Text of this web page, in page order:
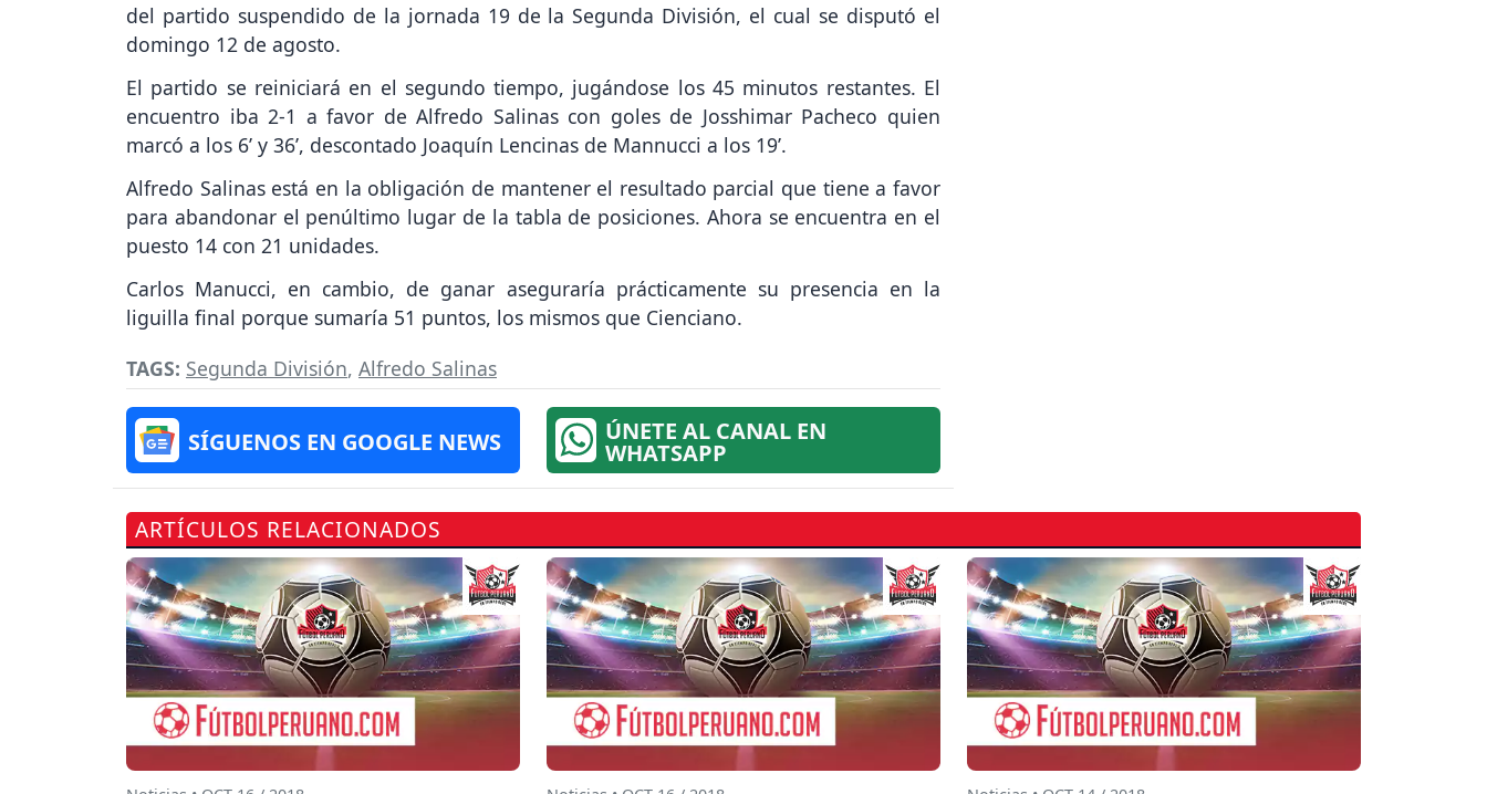
del partido suspendido de la jornada 19 de la Segunda División, el cual se disputó el
domingo 12 de agosto.
El partido se reiniciará en el segundo tiempo, jugándose los 45 minutos restantes. El
encuentro iba 2-1 a favor de Alfredo Salinas con goles de Josshimar Pacheco quien
marcó a los 6’ y 36’, descontado Joaquín Lencinas de Mannucci a los 19’.
Alfredo Salinas está en la obligación de mantener el resultado parcial que tiene a favor
para abandonar el penúltimo lugar de la tabla de posiciones. Ahora se encuentra en el
puesto 14 con 21 unidades.
Carlos Manucci, en cambio, de ganar aseguraría prácticamente su presencia en la
liguilla final porque sumaría 51 puntos, los mismos que Cienciano.
TAGS: Segunda División, Alfredo Salinas
SÍGUENOS EN GOOGLE NEWS ÚNETE AL CANAL EN
WHATSAPP
ARTÍCULOS RELACIONADOS